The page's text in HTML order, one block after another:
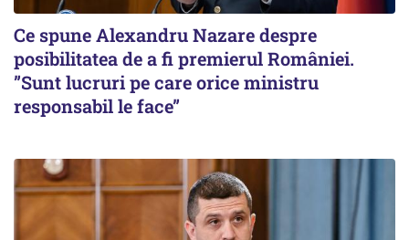
Ce spune Alexandru Nazare despre
posibilitatea de a fi premierul României.
”Sunt lucruri pe care orice ministru
responsabil le face”